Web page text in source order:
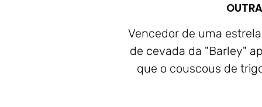
Vencedor de uma estrela
de cevada da "Barley"
que o couscous de